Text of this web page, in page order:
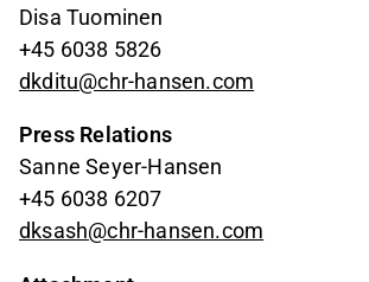
Disa Tuominen
+45 6038 5826
dkditu@chr-hansen.com
Press Relations
Sanne Seyer-Hansen
+45 6038 6207
dksash@chr-hansen.com